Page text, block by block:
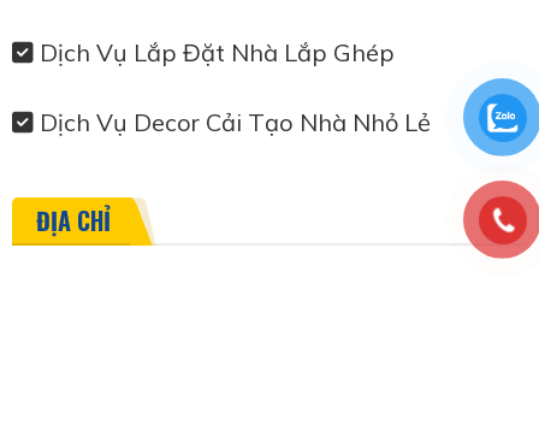
Dịch Vụ Lắp Đặt Nhà Lắp Ghép
Dịch Vụ Decor Cải Tạo Nhà Nhỏ Lẻ
ĐỊA CHỈ